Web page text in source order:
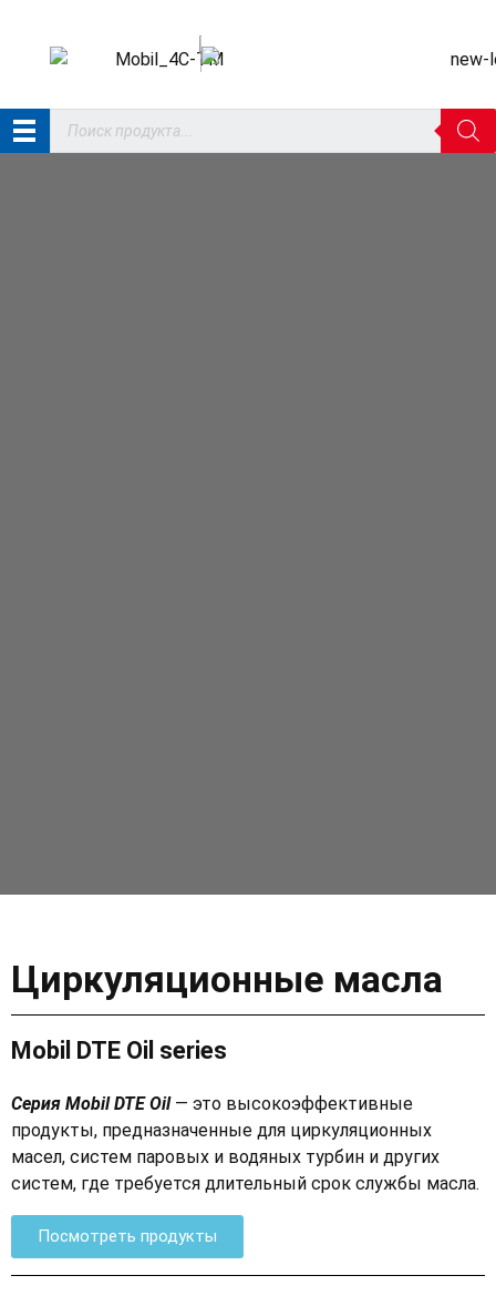
Циркуляционные масла
Mobil DTE Oil series
Серия Mobil DTE Oil— это высокоэффективные
продукты, предназначенные для циркуляционных
масел, систем паровых и водяных турбин и других
систем, где требуется длительный срок службы масла.
Посмотреть продукты